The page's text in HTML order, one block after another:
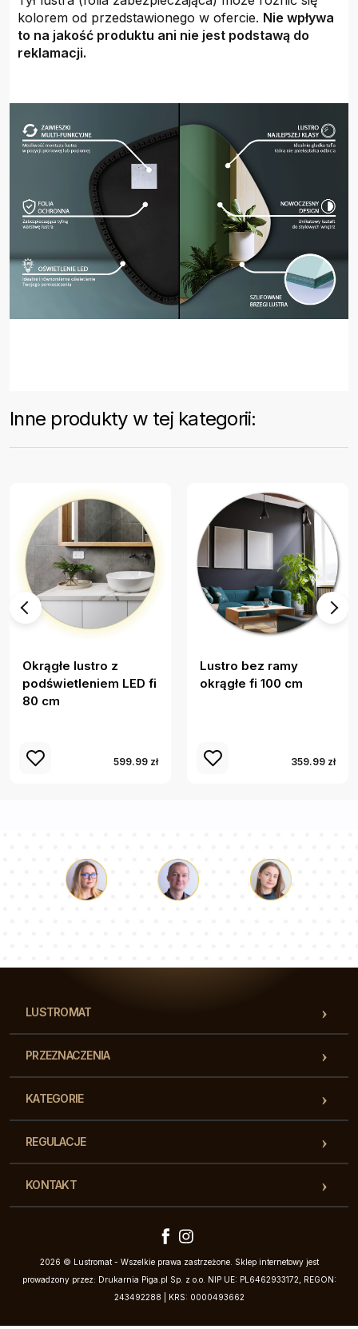
kolorem od przedstawionego w ofercie. Nie wpływa
to na jakość produktu ani nie jest podstawą do
reklamacji.
Inne produkty w tej kategorii:
Okrągłe lustro z
podświetleniem LED fi
80 cm
599.99 zł
Lustro bez ramy
okrągłe fi 100 cm
359.99 zł
LUSTROMAT
PRZEZNACZENIA
KATEGORIE
REGULACJE
KONTAKT
2026 © Lustromat - Wszelkie prawa zastrzeżone. Sklep internetowy jest
prowadzony przez: Drukarnia Piga.pl Sp. z o.o. NIP UE: PL6462933172, REGON:
243492288 | KRS: 0000493662